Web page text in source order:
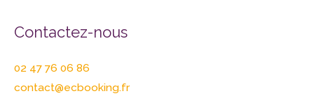
Contactez-nous
02 47 76 06 86
contact@ecbooking.fr